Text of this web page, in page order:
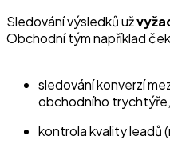
Sledování výsledků už
Obchodní tým například
sledování konverzí
obchodního trychtýře,
kontrola kvality leadů